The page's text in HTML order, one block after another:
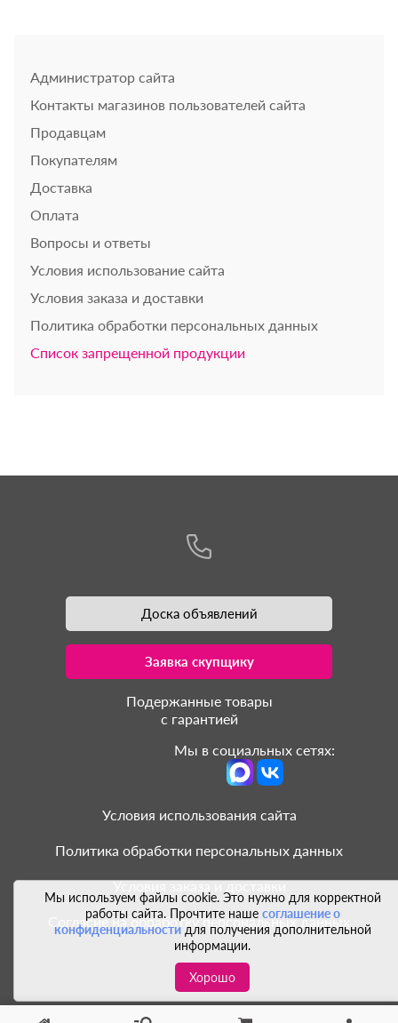
Администратор сайта
Контакты магазинов пользователей сайта
Продавцам
Покупателям
Доставка
Оплата
Вопросы и ответы
Условия использование сайта
Условия заказа и доставки
Политика обработки персональных данных
Список запрещенной продукции
Мы используем файлы cookie. Это нужно для корректной
работы сайта. Прочтите наше соглашение о
конфиденциальностидля получения дополнительной
информации.
Хорошо
Доска объявлений
Заявка скупщику
Подержанные товары
с гарантией
Мы в социальных сетях:
Условия использования сайта
Политика обработки персональных данных
Условия заказа и доставки
Согласие на обработку персональных данных